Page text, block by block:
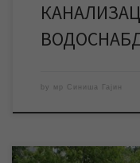
by мр Синиша Гајин